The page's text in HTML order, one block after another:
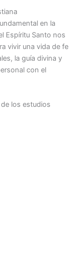
en la
Espíritu Santo nos
vivir una vida de fe
la guía divina y
con el
los estudios